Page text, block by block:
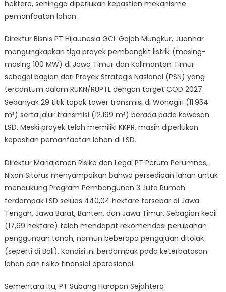
hektare, sehingga diperlukan kepastian mekanisme
pemanfaatan lahan.
Direktur Bisnis PT Hijaunesia GCL Gajah Mungkur, Juanhar
mengungkapkan tiga proyek pembangkit listrik (masing-
masing 100 MW) di Jawa Timur dan Kalimantan Timur
sebagai bagian dari Proyek Strategis Nasional (PSN) yang
tercantum dalam RUKN/RUPTL dengan target COD 2027.
Sebanyak 29 titik tapak tower transmisi di Wonogiri (11.954
m²) serta jalur transmisi (12.199 m²) berada pada kawasan
LSD. Meski proyek telah memiliki KKPR, masih diperlukan
kepastian pemanfaatan lahan di LSD.
Direktur Manajemen Risiko dan Legal PT Perum Perumnas,
Nixon Sitorus menyampaikan bahwa persediaan lahan untuk
mendukung Program Pembangunan 3 Juta Rumah
terdampak LSD seluas 440,04 hektare tersebar di Jawa
Tengah, Jawa Barat, Banten, dan Jawa Timur. Sebagian kecil
(17,69 hektare) telah mendapat rekomendasi perubahan
penggunaan tanah, namun beberapa pengajuan ditolak
(seperti di Bali). Kondisi ini berdampak pada keterbatasan
lahan dan risiko finansial operasional.
Sementara itu, PT Subang Harapan Sejahtera